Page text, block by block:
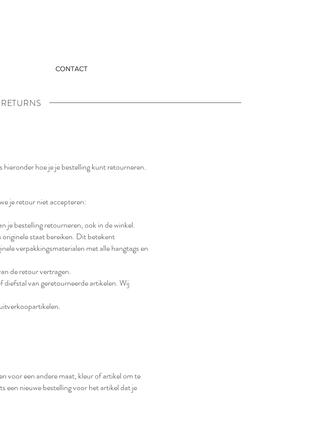
CONTACT
hieronder hoe je je bestelling kunt retourneren.
je retour niet accepteren:
je bestelling retourneren, ook in de winkel.
staat bereiken. Dit betekent
verpakkingsmaterialen met alle hangtags en
de retour vertragen.
van geretourneerde artikelen. Wij
voor een andere maat, kleur of artikel om te
een nieuwe bestelling voor het artikel dat je